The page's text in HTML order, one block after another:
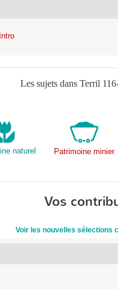
Les sujets dans Terril
naturel Patrimoine minier
Vos
Voir les nouvelles sélections